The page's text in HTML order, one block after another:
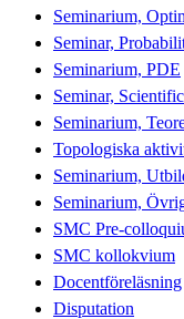
Seminarium,
Seminar,
Seminarium, PDE
Seminar,
Seminarium,
Topologiska
Seminarium,
Seminarium,
SMC Pre-
SMC kollokvium
Docentföreläsning
Disputation